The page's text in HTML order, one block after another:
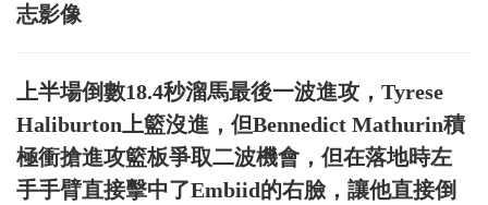
志影像
上半場倒數18.4秒溜馬最後一波進攻，Tyrese
Haliburton上籃沒進，但Bennedict Mathurin積
極衝搶進攻籃板爭取二波機會，但在落地時左
手手臂直接擊中了Embiid的右臉，讓他直接倒